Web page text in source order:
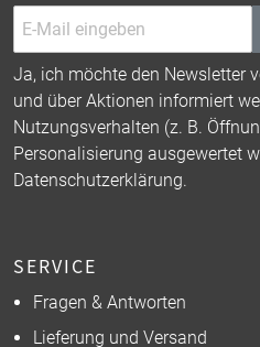
Ja, ich möchte den Newsletter
und über Aktionen informiert
Nutzungsverhalten (z. B.
Personalisierung ausgewertet
Datenschutzerklärung.
SERVICE
Fragen & Antworten
Lieferung und Versand